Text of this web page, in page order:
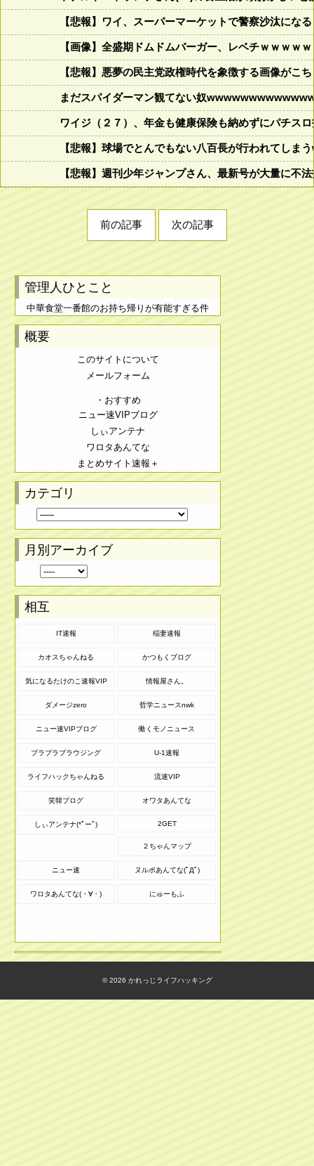
【悲報】ワイ、スーパーマーケットで警察沙汰にな
【画像】全盛期ドムドムバーガー、レベチｗｗｗｗ
【悲報】悪夢の民主党政権時代を象徴する画像がこ
まだスパイダーマン観てない奴
ワイジ（２７）、年金も健康保険も納めずにパチス
【悲報】球場でとんでもない八百長が行われてし
【悲報】週刊少年ジャンプさん、最新号が大量に不
前の記事 次の記事
管理人ひとこと
中華食堂一番館のお持ち帰りが有能すぎる件
概要
このサイトについて
メールフォーム
・おすすめ
ニュー速VIPブログ
しぃアンテナ
ワロタあんてな
まとめサイト速報＋
カテゴリ
月別アーカイブ
相互
IT速報 稲妻速報
カオスちゃんねる かつもくブログ
気になるたけのこ速報VIP 情報屋さん。
ダメージzero 哲学ニュースnwk
ニュー速VIPブログ 働くモノニュース
ブラブラブラウジング U-1速報
ライフハックちゃんねる 流速VIP
笑韓ブログ オワタあんてな
しぃアンテナ(*ﾟーﾟ) 2GET
２ちゃんマップ
ニュー速 ヌルポあんてな(ﾟДﾟ)
ワロタあんてな(・∀・) にゅーもふ
© 2026 かれっじライフハッキング